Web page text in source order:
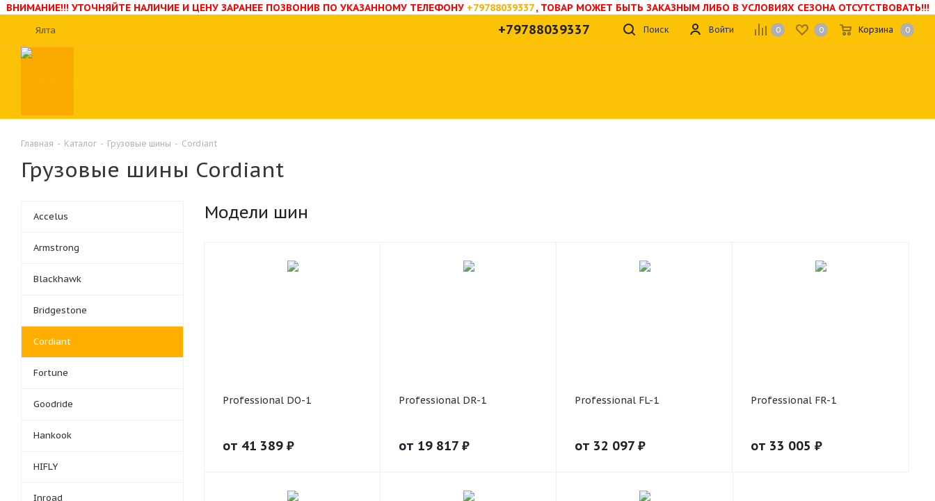
ВНИМАНИЕ!!! УТОЧНЯЙТЕ НАЛИЧИЕ И ЦЕНУ ЗАРАНЕЕ ПОЗВОНИВ ПО УКАЗАННОМУ ТЕЛЕФОНУ +79788039337, ТОВАР МОЖЕТ БЫТЬ ЗАКАЗНЫМ ЛИБО В УСЛОВИЯХ СЕЗОНА ОТСУТСТВОВАТЬ!!!
Ялта 0 0 Корзина 0
Войти
Поиск
+79788039337
Главная - Каталог - Грузовые шины - Cordiant
Грузовые шины Cordiant
Модели шин
Professional DO-1
от 41 389 ₽
Professional DR-1
от 19 817 ₽
Professional FL-1
от 32 097 ₽
Professional FR-1
от 33 005 ₽
Accelus
Armstrong
Blackhawk
Bridgestone
Cordiant
Fortune
Goodride
Hankook
HIFLY
Inroad